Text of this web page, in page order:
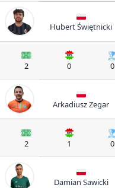
Hubert Świętnicki
2 0 0
Arkadiusz Zegar
2 1 0
Damian Sawicki